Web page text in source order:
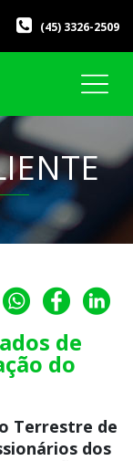
(45) 3326-2509
de
do
Terrestre de
dos